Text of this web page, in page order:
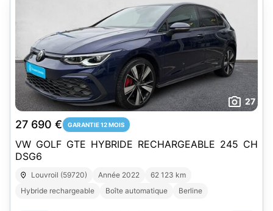
27
27 690 € GARANTIE 12 MOIS
VW GOLF GTE HYBRIDE RECHARGEABLE 245 CH
DSG6
Louvroil (59720) Année 2022
62 123 km
Hybride rechargeable
Boîte automatique Berline